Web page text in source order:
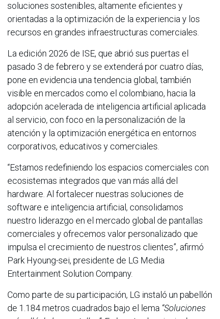
soluciones sostenibles, altamente eficientes y
orientadas a la optimización de la experiencia y los
recursos en grandes infraestructuras comerciales.
La edición 2026 de ISE, que abrió sus puertas el
pasado 3 de febrero y se extenderá por cuatro días,
pone en evidencia una tendencia global, también
visible en mercados como el colombiano, hacia la
adopción acelerada de inteligencia artificial aplicada
al servicio, con foco en la personalización de la
atención y la optimización energética en entornos
corporativos, educativos y comerciales.
“Estamos redefiniendo los espacios comerciales con
ecosistemas integrados que van más allá del
hardware. Al fortalecer nuestras soluciones de
software e inteligencia artificial, consolidamos
nuestro liderazgo en el mercado global de pantallas
comerciales y ofrecemos valor personalizado que
impulsa el crecimiento de nuestros clientes”, afirmó
Park Hyoung-sei, presidente de LG Media
Entertainment Solution Company.
Como parte de su participación, LG instaló un pabellón
de 1.184 metros cuadrados bajo el lema “Soluciones